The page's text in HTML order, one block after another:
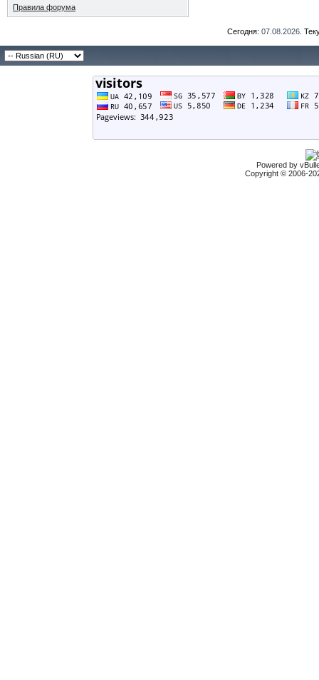
Правила форума
Сегодня: 07.08.2026 .
Powered by
Copyright © 2006-